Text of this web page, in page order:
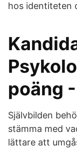
hos identiteten
poäng
Självbilden
stämma med
lättare att